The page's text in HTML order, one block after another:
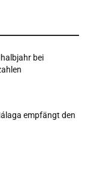
bei
empfängt den